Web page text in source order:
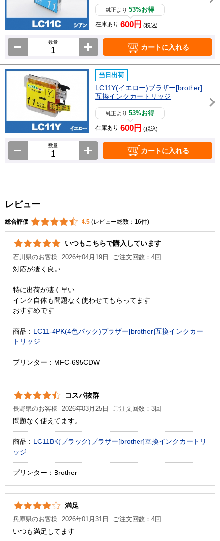
純正より53%お得
在庫あり 600円 (税込)
数量
カートに入れる
当日出荷
LC11Y(イエロー)ブラザー[brother]
互換インクカートリッジ
純正より53%お得
在庫あり 600円 (税込)
数量
カートに入れる
レビュー
総合評価 4.5 (レビュー総数：16件)
いつもこちらで購入しています
石川県のお客様 2026年04月19日 ご注文回数：4回
対応が凄く良い
特に出荷が凄く早い
インク自体も問題なく使わせてもらってます
おすすめです
商品： LC11-4PK(4色パック)ブラザー[brother]互換インクカー
トリッジ
プリンター：MFC-695CDW
コスパ抜群
長野県のお客様 2026年03月25日 ご注文回数：3回
問題なく使えてます。
商品： LC11BK(ブラック)ブラザー[brother]互換インクカートリ
ッジ
プリンター：Brother
満足
兵庫県のお客様 2026年01月31日 ご注文回数：4回
いつも満足してます